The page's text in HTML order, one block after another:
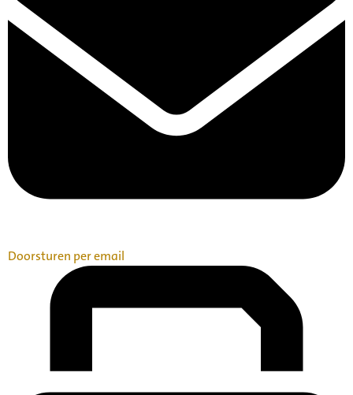
Doorsturen per email